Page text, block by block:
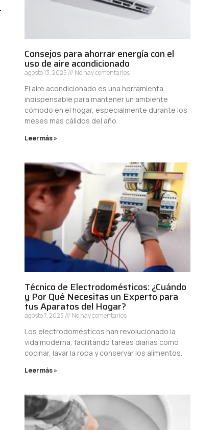
Consejos para ahorrar energía con el
uso de aire acondicionado
agosto 13, 2025 No hay comentarios
El aire acondicionado es una herramienta
indispensable para mantener un ambiente
cómodo en el hogar, especialmente durante los
meses más cálidos del año.
Leer más »
Técnico de Electrodomésticos: ¿Cuándo
y Por Qué Necesitas un Experto para
tus Aparatos del Hogar?
agosto 7, 2025 No hay comentarios
Los electrodomésticos han revolucionado la
vida moderna, facilitando tareas diarias como
cocinar, lavar la ropa y conservar los alimentos.
Leer más »